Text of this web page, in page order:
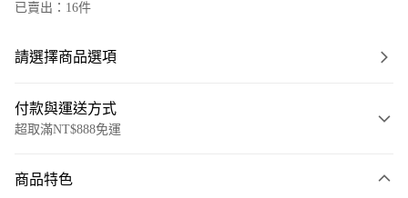
已賣出：16件
請選擇商品選項
付款與運送方式
超取滿NT$888免運
信用卡一次付款
商品特色